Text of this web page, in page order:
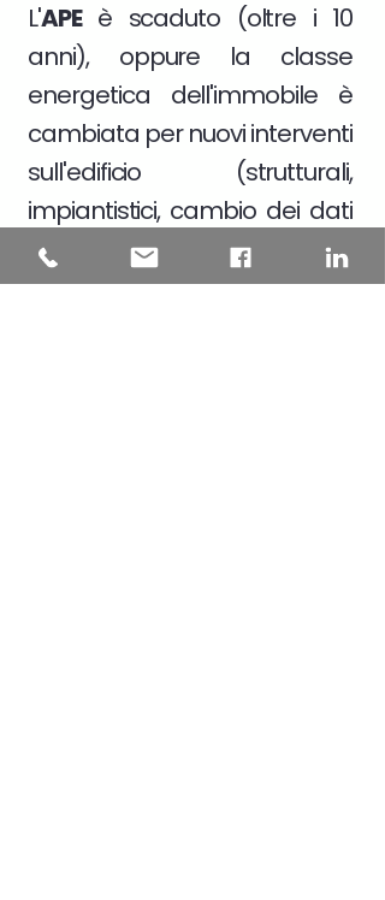
L'APEè scaduto (oltre i 10
anni), oppure la classe
energetica dell'immobile è
cambiata per nuovi interventi
sull'edificio (strutturali,
impiantistici, cambio dei dati
catastali)